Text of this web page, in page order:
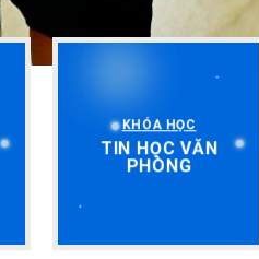
KHÓA HỌC
TIN HỌC VĂN
PHÒNG